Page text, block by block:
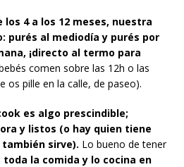
4 a los 12 meses, nuestra
purés al mediodía y purés por
¡directo al termo para
comen sobre las 12h o las
os pille en la calle, de paseo).
es algo prescindible;
y listos (o hay quien tiene
sirve). Lo bueno de tener
toda la comida y lo cocina en